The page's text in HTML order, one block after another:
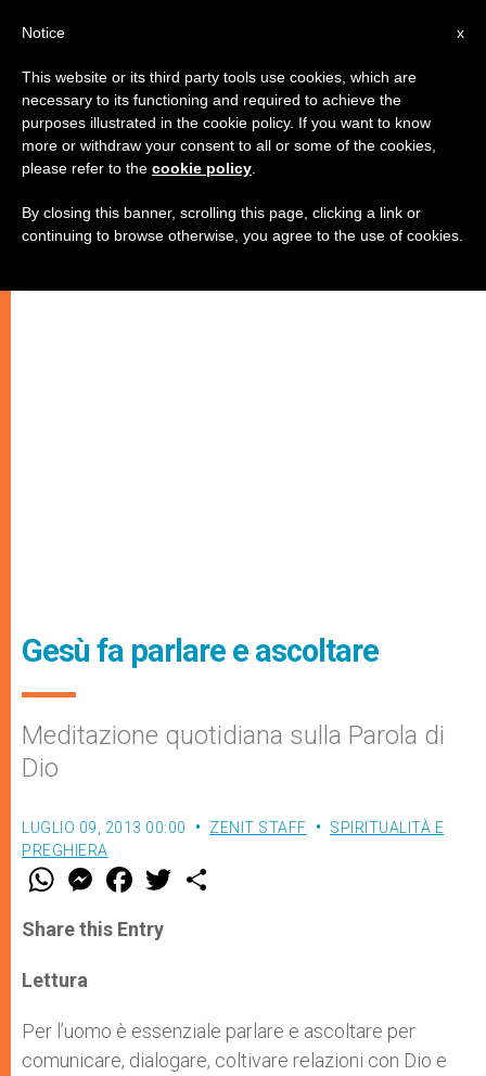
Gesù fa parlare e ascoltare
Meditazione quotidiana sulla Parola di
Dio
LUGLIO 09, 2013 00:00 ZENIT STAFF
SPIRITUALITÀ E
PREGHIERA
W
t
s
p
p
M
e
s
e
F
a
e
b
w
Share this Entry
Lettura
Per l’uomo è essenziale parlare e ascoltare per
comunicare, dialogare, coltivare relazioni con Dio e
x
Notice
This website or its third party tools use cookies, which are
necessary to its functioning and required to achieve the
purposes illustrated in the cookie policy. If you want to know
more or withdraw your consent to all or some of the cookies,
please refer to the cookie policy
By closing this banner, scrolling this page, clicking a link or
continuing to browse otherwise, you agree to the use of cookies.